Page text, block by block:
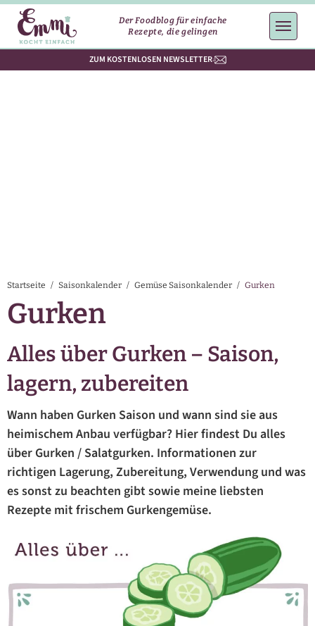
Der Foodblog für einfache
Rezepte, die gelingen
ZUM KOSTENLOSEN NEWSLETTER
Startseite / Saisonkalender / Gemüse Saisonkalender / Gurken
Gurken
Alles über Gurken – Saison,
lagern, zubereiten
Wann haben Gurken Saison und wann sind sie aus
heimischem Anbau verfügbar? Hier findest Du alles
über Gurken / Salatgurken. Informationen zur
richtigen Lagerung, Zubereitung, Verwendung und was
es sonst zu beachten gibt sowie meine liebsten
Rezepte mit frischem Gurkengemüse.